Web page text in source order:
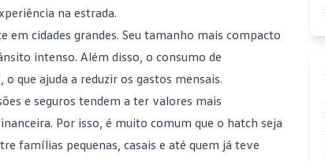
na estrada.
cidades grandes. Seu tamanho mais compacto
intenso. Além disso, o consumo de
que ajuda a reduzir os gastos mensais.
e seguros tendem a ter valores mais
Por isso, é muito comum que o hatch seja
famílias pequenas, casais e até quem já teve